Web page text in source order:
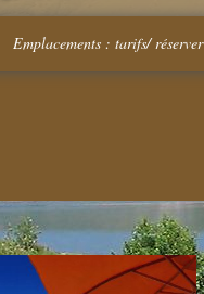
Emplacements : tarifs/ réserver